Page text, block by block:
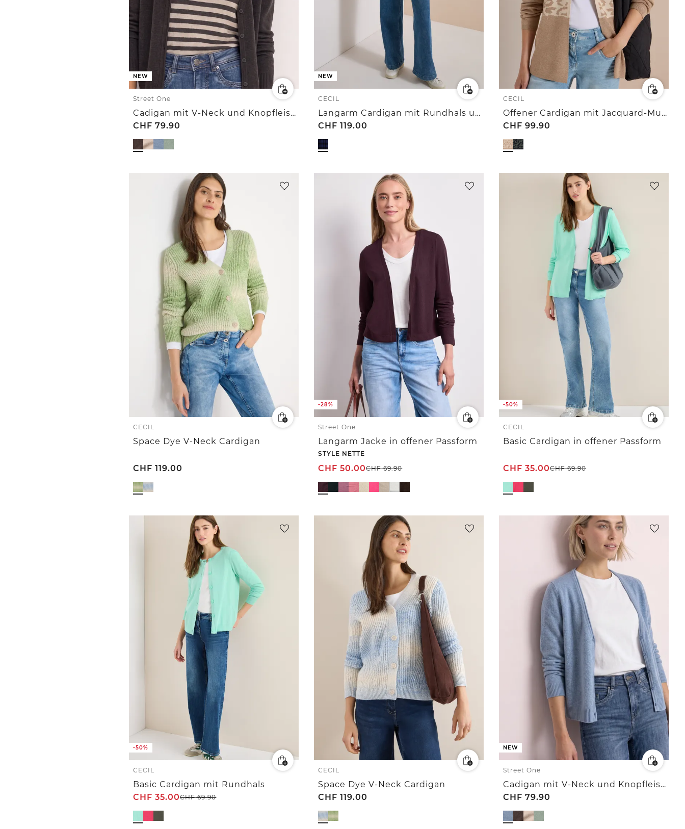
NEW
Street One
Cadigan mit V-Neck und Knopfleiste
CHF 79.90
NEW
CECIL
Langarm Cardigan mit Rundhals und Zipper
CHF 119.00
CECIL
Offener Cardigan mit Jacquard-Muster
CHF 99.90
CECIL
Space Dye V-Neck Cardigan
CHF 119.00
-28%
Street One
Langarm Jacke in offener Passform
STYLE NETTE
CHF 50.00CHF69.90
-50%
CECIL
Basic Cardigan in offener Passform
CHF 35.00CHF69.90
-50%
CECIL
Basic Cardigan mit Rundhals
CHF 35.00CHF69.90
CECIL
Space Dye V-Neck Cardigan
CHF 119.00
NEW
Street One
Cadigan mit V-Neck und Knopfleiste
CHF 79.90